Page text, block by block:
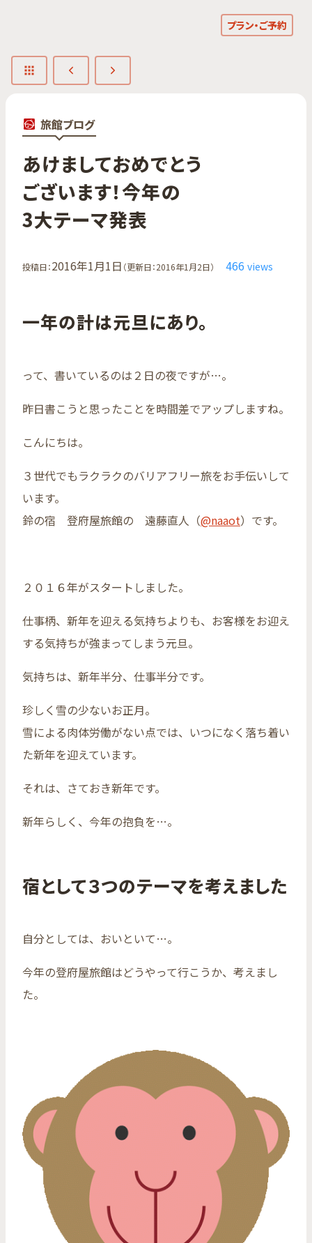
プラン・ご予約
旅館ブログ
あけまして​おめでとう​
ございます！​今年の​
3大テーマ発表
投稿日：2016年1月1日 （更新日：2016年1月2日） 466 views
一年の計は元旦にあり。
って、書いているのは２日の夜ですが…。
昨日書こうと思ったことを時間差でアップしますね。
こんにちは。
３世代でもラクラクのバリアフリー旅をお手伝いして
います。
鈴の宿 登府屋旅館の 遠藤直人（@naaot）です。
２０１６年がスタートしました。
仕事柄、新年を迎える気持ちよりも、お客様をお迎え
する気持ちが強まってしまう元旦。
気持ちは、新年半分、仕事半分です。
珍しく雪の少ないお正月。
雪による肉体労働がない点では、いつになく落ち着い
た新年を迎えています。
それは、さておき新年です。
新年らしく、今年の抱負を…。
宿として３つのテーマを考えました
自分としては、おいといて…。
今年の登府屋旅館はどうやって行こうか、考えまし
た。